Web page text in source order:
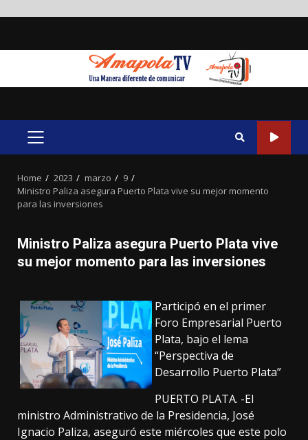
PRIMARY
Home 2023 marzo
9
Ministro Paliza asegura Puerto Plata vive su mejor momento
para las inversiones
Ministro Paliza asegura Puerto Plata vive
su mejor momento para las inversiones
Participó en el primer
Foro Empresarial Puerto
Plata, bajo el lema
“Perspectiva de
Desarrollo Puerto Plata”
PUERTO PLATA. -El
ministro Administrativo de la Presidencia, José
Ignacio Paliza, aseguró este miércoles que este polo